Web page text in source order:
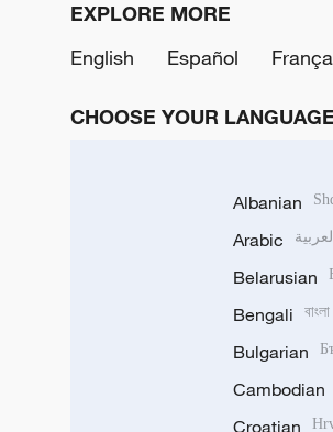
EXPLORE MORE
English
Español
CHOOSE YOUR LANGUAGE
Albanian
Arabic العربية
Belarusian
Bengali বাংলা
Bulgarian
Cambodian
Croatian